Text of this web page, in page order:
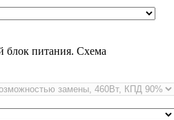
блок питания. Схема